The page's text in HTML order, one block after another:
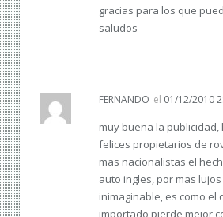
gracias para los que
saludos
FERNANDO el 01/12/2010
muy buena la publicidad,
felices propietarios de
mas nacionalistas el
auto ingles, por mas
inimaginable, es como el
importado pierde mejor